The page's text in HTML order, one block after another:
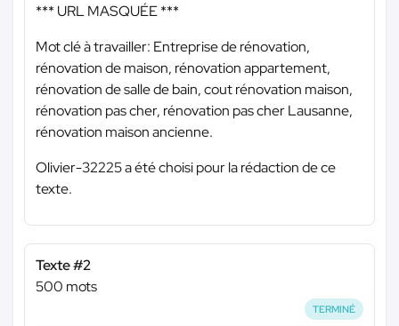
*** URL MASQUÉE ***
Mot clé à travailler: Entreprise de rénovation,
rénovation de maison, rénovation appartement,
rénovation de salle de bain, cout rénovation maison,
rénovation pas cher, rénovation pas cher Lausanne,
rénovation maison ancienne.
Olivier-32225 a été choisi pour la rédaction de ce
texte.
Texte #2
500 mots
TERMINÉ